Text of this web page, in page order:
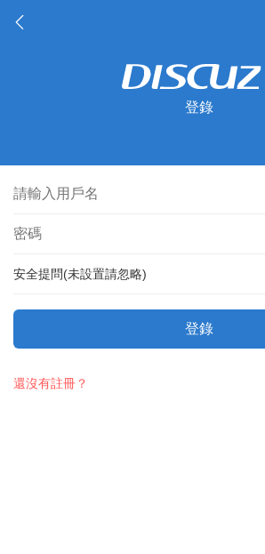
登錄
安全提問(未設置請忽略)
登錄
還沒有註冊？